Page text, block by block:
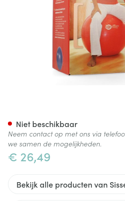
€ 26,49
Niet beschikbaar
Neem contact op met ons via
we samen de mogelijkheden.
Bekijk alle producten van